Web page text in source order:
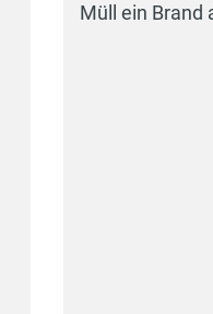
Müll ein Brand